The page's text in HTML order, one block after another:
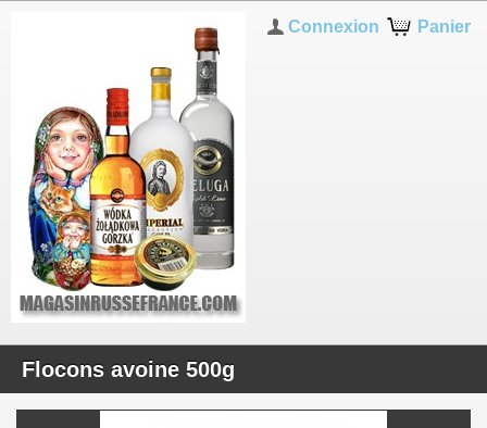
Panier
Connexion
Flocons avoine 500g